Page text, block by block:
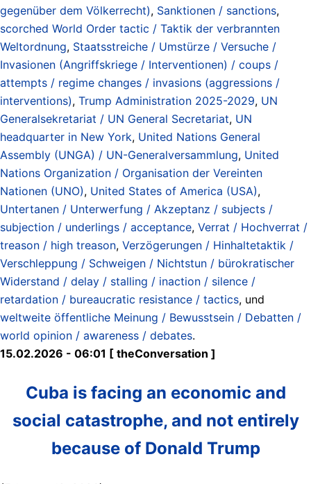
gegenüber dem Völkerrecht), Sanktionen / sanctions,
scorched World Order tactic / Taktik der verbrannten
Weltordnung, Staatsstreiche / Umstürze / Versuche /
Invasionen (Angriffskriege / Interventionen) / coups /
attempts / regime changes / invasions (aggressions /
interventions), Trump Administration 2025-2029, UN
Generalsekretariat / UN General Secretariat, UN
headquarter in New York, United Nations General
Assembly (UNGA) / UN-Generalversammlung, United
Nations Organization / Organisation der Vereinten
Nationen (UNO), United States of America (USA),
Untertanen / Unterwerfung / Akzeptanz / subjects /
subjection / underlings / acceptance, Verrat / Hochverrat /
treason / high treason, Verzögerungen / Hinhaltetaktik /
Verschleppung / Schweigen / Nichtstun / bürokratischer
Widerstand / delay / stalling / inaction / silence /
retardation / bureaucratic resistance / tactics, und
weltweite öffentliche Meinung / Bewusstsein / Debatten /
world opinion / awareness / debates.
15.02.2026 - 06:01 [ theConversation ]
Cuba is facing an economic and
social catastrophe, and not entirely
because of Donald Trump